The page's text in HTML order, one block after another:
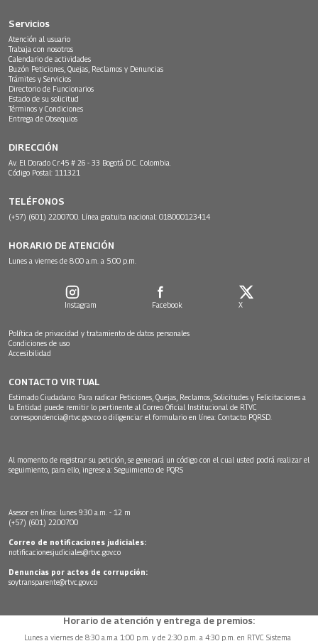
Servicios
Atención al usuario
Trabaja con nosotros
Calendario de actividades
Buzón Peticiones, Quejas, Reclamos y Denuncias
Trámites y Servicios
Directorio de Funcionarios
Estado de su solicitud
Términos y Condiciones
Entrega de Obsequios
DIRECCIÓN
Av. El Dorado Cr.45 # 26 - 33 Bogotá D.C. Colombia.
Código Postal: 111321
TELÉFONOS
(+57) (601) 2200700. Línea gratuita nacional: 018000123414
HORARIO DE ATENCIÓN
Lunes a viernes de 8:00 a.m. a 5:00 p.m.
Instagram Facebook X
Política de privacidad y tratamiento de datos personales
Condiciones de uso
Accesibilidad
CONTACTO VIRTUAL
Estimado Ciudadano: Para radicar Peticiones, Quejas, Reclamos, Solicitudes y Felicitaciones a
la Entidad puede remitir lo pertinente al Correo Oficial Institucional de RTVC
correspondencia@rtvc.gov.co o diligenciar el formulario en línea: Contacto PQRSD.
Al momento de registrar su petición, se generará un código con el cual usted podrá realizar el
seguimiento, para ello, ingrese a: Seguimiento de PQRS
Asesor en línea: lunes 9:30 a.m. - 12 m
(+57) (601) 2200700
Correo de notificaciones judiciales:
notificacionesjudiciales@rtvc.gov.co
Denuncias por actos de corrupción:
soytransparente@rtvc.gov.co
Horario de atención y entrega de premios:
Lunes a viernes de 8:30 a.m.a 1:00 p.m. y de 2:30 p.m. a 4:30 p.m. en RTVC Sistema